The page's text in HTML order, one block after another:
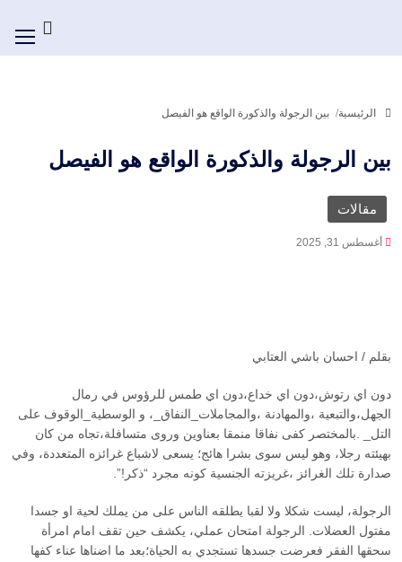
الرئيسية بين الرجولة والذكورة الواقع هو الفيصل
بين الرجولة والذكورة الواقع هو الفيصل
مقالات
أغسطس 31, 2025
بقلم / احسان باشي العتابي
دون اي رتوش،دون اي خداع،دون اي طمس للرؤوس في رمال
الجهل،والتبعية ،والمهادنة ،والمجاملات_النفاق_، و الوسطية_الوقوف على
التل_ .بالمختصر كفى نفاقا منمقا بعناوين وروى متسافلة،تجاه من كان
بهيئته رجلا، وهو ليس سوى بشرا هائج؛ يسعى لاشباع غرائزه المتعددة، وفي
صدارة تلك الغرائز ،غريزته الجنسية كونه مجرد “ذكر!”.
الرجولة، ليست شكلا ولا لقبا يطلقه الناس على من يملك لحية او جسدا
مفتول العضلات. الرجولة امتحان عملي، يكشف حين تقف امام امرأة
سحقها الفقر فعرضت جسدها تستجدي به الحياة؛بعد ما اضناها عناء كفها